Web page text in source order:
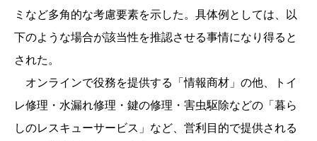
ミなど多角的な考慮要素を示した。具体例としては、以
下のような場合が該当性を推認させる事情になり得ると
された。
オンラインで役務を提供する「情報商材」の他、トイ
レ修理・水漏れ修理・鍵の修理・害虫駆除などの「暮ら
しのレスキューサービス」など、営利目的で提供される